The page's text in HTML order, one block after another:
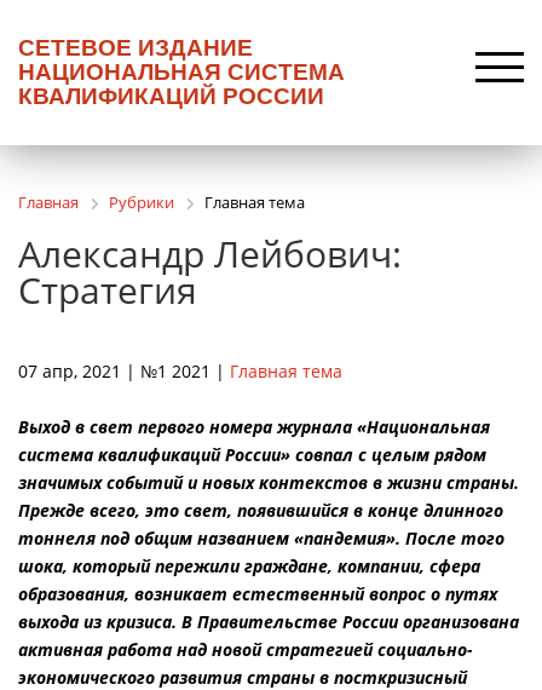
СЕТЕВОЕ ИЗДАНИЕ
НАЦИОНАЛЬНАЯ СИСТЕМА
КВАЛИФИКАЦИЙ РОССИИ
Главная Рубрики Главная тема
Александр Лейбович:
Стратегия
07 апр, 2021 | №1 2021 | Главная тема
Выход в свет первого номера журнала «Национальная
система квалификаций России» совпал с целым рядом
значимых событий и новых контекстов в жизни страны.
Прежде всего, это свет, появившийся в конце длинного
тоннеля под общим названием «пандемия». После того
шока, который пережили граждане, компании, сфера
образования, возникает естественный вопрос о путях
выхода из кризиса. В Правительстве России организована
активная работа над новой стратегией социально-
экономического развития страны в посткризисный